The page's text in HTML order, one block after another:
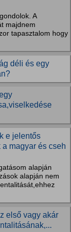
A
majdnem
tapasztalom hogy
déli és egy
e jelentős
magyar és cseh
alapján
alapján nem
első vagy akár